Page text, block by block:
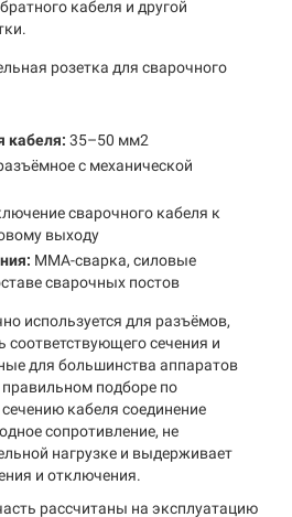
кабеля и другой
розетка для сварочного
кабеля: 35–50 мм2
с механической
сварочного кабеля к
выходу
MMA-сварка, силовые
сварочных постов
используется для разъёмов,
соответствующего сечения и
для большинства аппаратов
подборе по
кабеля соединение
сопротивление, не
нагрузке и выдерживает
и отключения.
рассчитаны на эксплуатацию